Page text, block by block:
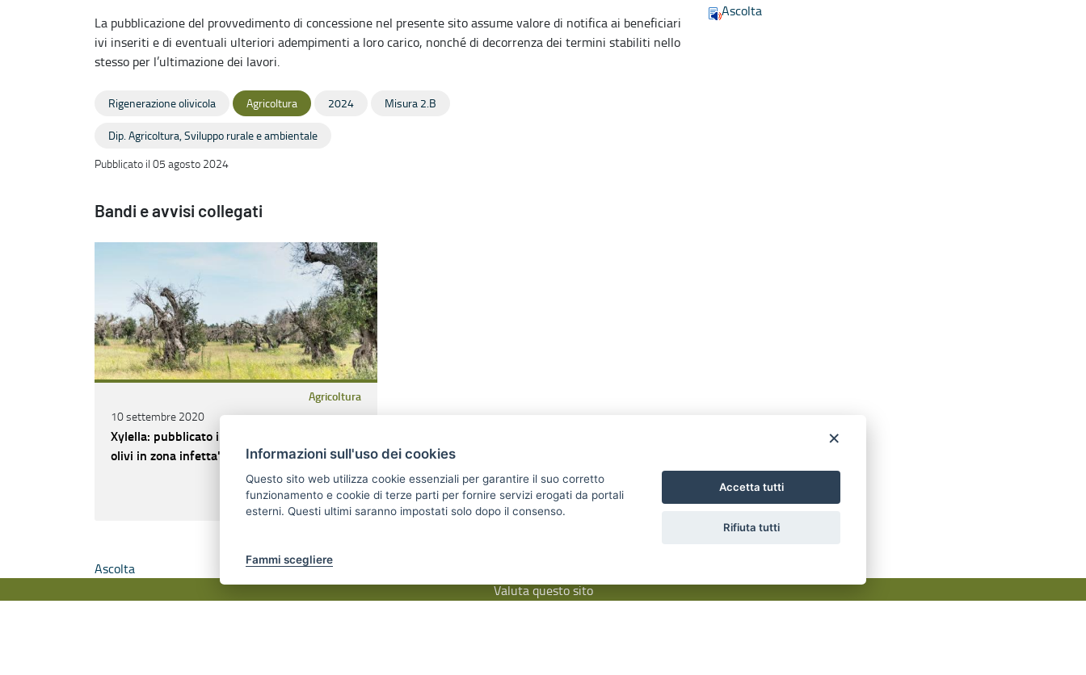
La pubblicazione del provvedimento di concessione nel presente sito assume valore di notifica ai beneficiari
ivi inseriti e di eventuali ulteriori adempimenti a loro carico, nonché di decorrenza dei termini stabiliti nello
stesso per l’ultimazione dei lavori.
Ascolta
Rigenerazione olivicola Agricoltura 2024 Misura 2.B
Dip. Agricoltura, Sviluppo rurale e ambientale
Pubblicato il 05 agosto 2024
Bandi e avvisi collegati
Agricoltura
10 settembre 2020
Xylella: pubblicato il bando "Reimpianto di
olivi in zona infetta"
CONTINUA A LEGGERE
Ascolta
Valuta questo sito
×
Informazioni sull'uso dei cookies
Questo sito web utilizza cookie essenziali per garantire il suo corretto
funzionamento e cookie di terze parti per fornire servizi erogati da portali
esterni. Questi ultimi saranno impostati solo dopo il consenso.
Fammi scegliere
Accetta tutti
Rifiuta tutti